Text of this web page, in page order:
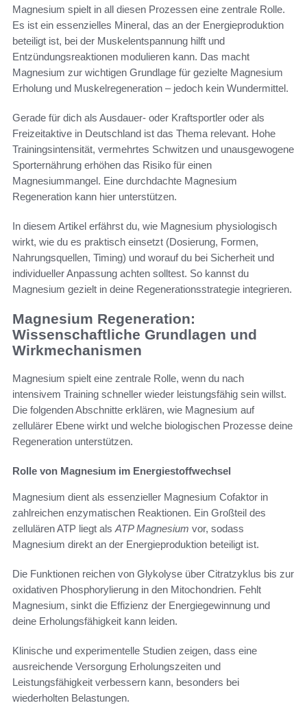
Magnesium spielt in all diesen Prozessen eine zentrale Rolle.
Es ist ein essenzielles Mineral, das an der Energieproduktion
beteiligt ist, bei der Muskelentspannung hilft und
Entzündungsreaktionen modulieren kann. Das macht
Magnesium zur wichtigen Grundlage für gezielte Magnesium
Erholung und Muskelregeneration – jedoch kein Wundermittel.
Gerade für dich als Ausdauer- oder Kraftsportler oder als
Freizeitaktive in Deutschland ist das Thema relevant. Hohe
Trainingsintensität, vermehrtes Schwitzen und unausgewogene
Sporternährung erhöhen das Risiko für einen
Magnesiummangel. Eine durchdachte Magnesium
Regeneration kann hier unterstützen.
In diesem Artikel erfährst du, wie Magnesium physiologisch
wirkt, wie du es praktisch einsetzt (Dosierung, Formen,
Nahrungsquellen, Timing) und worauf du bei Sicherheit und
individueller Anpassung achten solltest. So kannst du
Magnesium gezielt in deine Regenerationsstrategie integrieren.
Magnesium Regeneration:
Wissenschaftliche Grundlagen und
Wirkmechanismen
Magnesium spielt eine zentrale Rolle, wenn du nach
intensivem Training schneller wieder leistungsfähig sein willst.
Die folgenden Abschnitte erklären, wie Magnesium auf
zellulärer Ebene wirkt und welche biologischen Prozesse deine
Regeneration unterstützen.
Rolle von Magnesium im Energiestoffwechsel
Magnesium dient als essenzieller Magnesium Cofaktor in
zahlreichen enzymatischen Reaktionen. Ein Großteil des
zellulären ATP liegt als ATP Magnesium vor, sodass
Magnesium direkt an der Energieproduktion beteiligt ist.
Die Funktionen reichen von Glykolyse über Citratzyklus bis zur
oxidativen Phosphorylierung in den Mitochondrien. Fehlt
Magnesium, sinkt die Effizienz der Energiegewinnung und
deine Erholungsfähigkeit kann leiden.
Klinische und experimentelle Studien zeigen, dass eine
ausreichende Versorgung Erholungszeiten und
Leistungsfähigkeit verbessern kann, besonders bei
wiederholten Belastungen.